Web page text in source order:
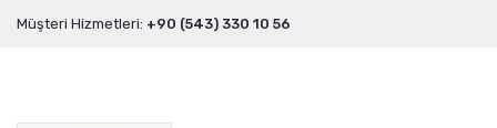
Müşteri Hizmetleri: +90 (543) 330 10 56